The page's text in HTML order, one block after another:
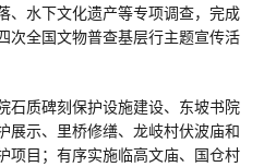
、水下文化遗产等专项调查，完成
次全国文物普查基层行主题宣传活
石质碑刻保护设施建设、东坡书院
展示、里桥修缮、龙岐村伏波庙和
项目；有序实施临高文庙、国仓村